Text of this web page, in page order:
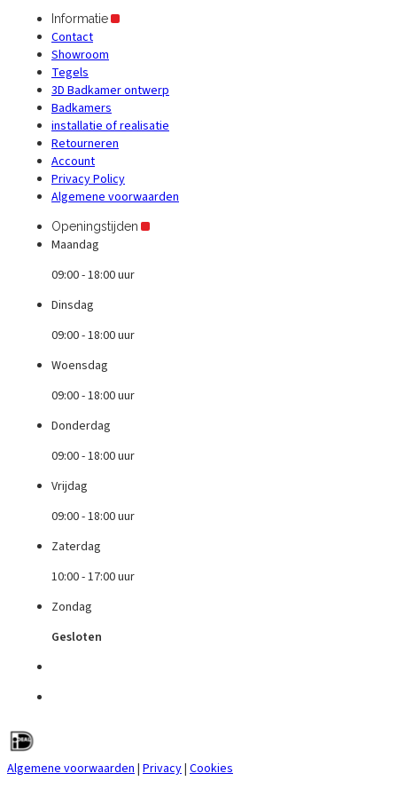
Informatie
Contact
Showroom
Tegels
3D Badkamer ontwerp
Badkamers
installatie of realisatie
Retourneren
Account
Privacy Policy
Algemene voorwaarden
Openingstijden
Maandag
09:00 - 18:00 uur
Dinsdag
09:00 - 18:00 uur
Woensdag
09:00 - 18:00 uur
Donderdag
09:00 - 18:00 uur
Vrijdag
09:00 - 18:00 uur
Zaterdag
10:00 - 17:00 uur
Zondag
Gesloten
Algemene voorwaarden| Privacy| Cookies